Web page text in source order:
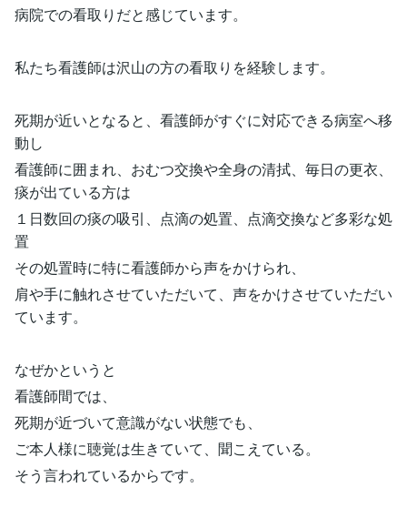
病院での看取りだと感じています。
私たち看護師は沢山の方の看取りを経験します。
死期が近いとなると、看護師がすぐに対応できる病室へ移
動し
看護師に囲まれ、おむつ交換や全身の清拭、毎日の更衣、
痰が出ている方は
１日数回の痰の吸引、点滴の処置、点滴交換など多彩な処
置
その処置時に特に看護師から声をかけられ、
肩や手に触れさせていただいて、声をかけさせていただい
ています。
なぜかというと
看護師間では、
死期が近づいて意識がない状態でも、
ご本人様に聴覚は生きていて、聞こえている。
そう言われているからです。